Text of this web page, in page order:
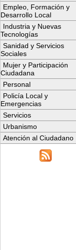
Empleo, Formación y
Desarrollo Local
Industria y Nuevas
Tecnologías
Sanidad y Servicios
Sociales
Mujer y Participación
Ciudadana
Personal
Policía Local y
Emergencias
Servicios
Urbanismo
Atención al Ciudadano